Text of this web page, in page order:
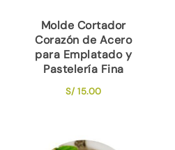
Molde Cortador
Corazón de Acero
para Emplatado y
Pastelería Fina
S/15.00